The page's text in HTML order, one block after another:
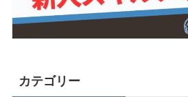
カテゴリー